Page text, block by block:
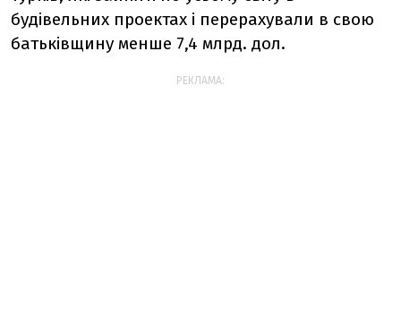
будівельних проектах і перерахували в свою
батьківщину менше 7,4 млрд. дол.
РЕКЛАМА: